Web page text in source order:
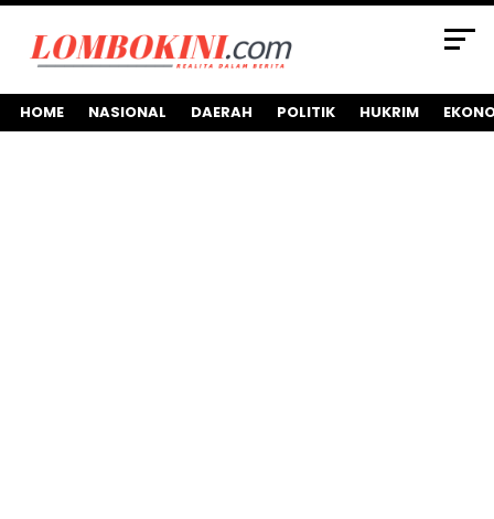
HOME NASIONAL DAERAH POLITIK HUKRIM